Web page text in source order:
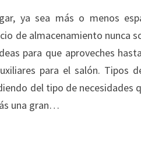
ya sea más o menos
de almacenamiento nunca
para que aproveches
para el salón. Tipos
del tipo de necesidades
una gran…